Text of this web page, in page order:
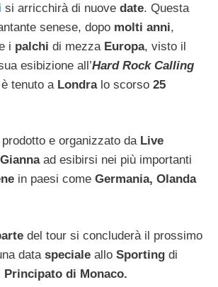
si arricchirà di nuove date. Questa
senese, dopo molti anni,
i palchi di mezza Europa, visto il
esibizione all’Hard Rock Calling
tenuto a Londra lo scorso 25
prodotto e organizzato da Live
Gianna ad esibirsi nei più importanti
in paesi come Germania, Olanda
del tour si concluderà il prossimo
data speciale allo Sporting di
Principato di Monaco.